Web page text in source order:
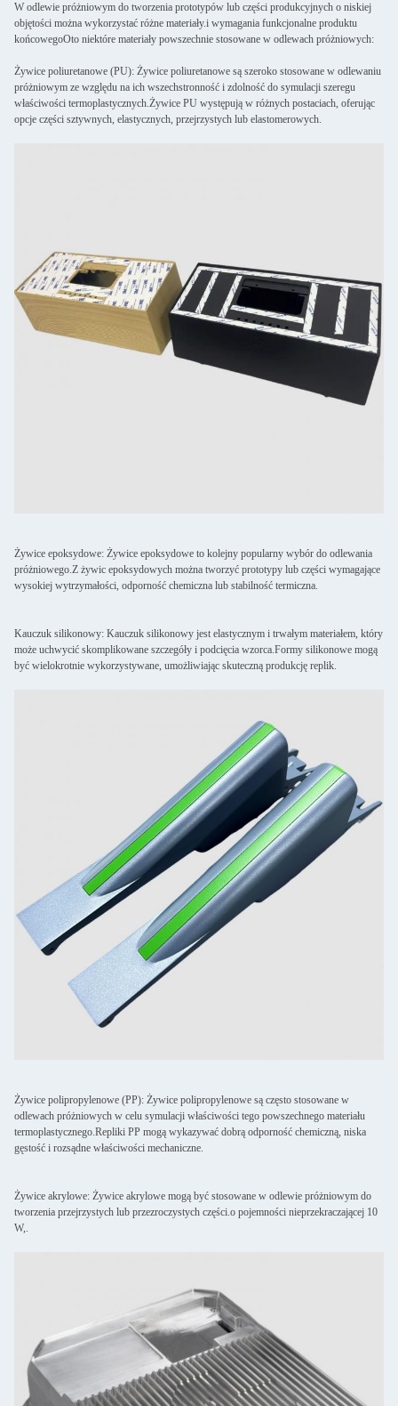
W odlewie próżniowym do tworzenia prototypów lub części produkcyjnych o niskiej
objętości można wykorzystać różne materiały.i wymagania funkcjonalne produktu
końcowegoOto niektóre materiały powszechnie stosowane w odlewach próżniowych:
Żywice poliuretanowe (PU): Żywice poliuretanowe są szeroko stosowane w odlewaniu
próżniowym ze względu na ich wszechstronność i zdolność do symulacji szeregu
właściwości termoplastycznych.Żywice PU występują w różnych postaciach, oferując
opcje części sztywnych, elastycznych, przejrzystych lub elastomerowych.
Żywice epoksydowe: Żywice epoksydowe to kolejny popularny wybór do odlewania
próżniowego.Z żywic epoksydowych można tworzyć prototypy lub części wymagające
wysokiej wytrzymałości, odporność chemiczna lub stabilność termiczna.
Kauczuk silikonowy: Kauczuk silikonowy jest elastycznym i trwałym materiałem, który
może uchwycić skomplikowane szczegóły i podcięcia wzorca.Formy silikonowe mogą
być wielokrotnie wykorzystywane, umożliwiając skuteczną produkcję replik.
Żywice polipropylenowe (PP): Żywice polipropylenowe są często stosowane w
odlewach próżniowych w celu symulacji właściwości tego powszechnego materiału
termoplastycznego.Repliki PP mogą wykazywać dobrą odporność chemiczną, niska
gęstość i rozsądne właściwości mechaniczne.
Żywice akrylowe: Żywice akrylowe mogą być stosowane w odlewie próżniowym do
tworzenia przejrzystych lub przezroczystych części.o pojemności nieprzekraczającej 10
W,.